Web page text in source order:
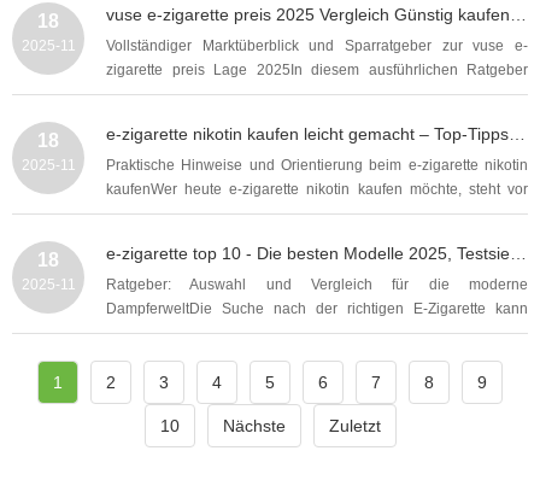
Regulierung. In diesem ausführlichen Beitrag...
18
2025-11
vuse e-zigarette preis 2025 Vergleich Günstig kaufen Tests Angebote und Spartipps
Vollständiger Marktüberblick und Sparratgeber zur vuse e-
zigarette preis Lage 2025In diesem ausführlichen Ratgeber
beleuchten wir die aktuellen Entwicklungen rund um die vuse e-
und erklären, worauf Sie beim günstigen...
18
2025-11
e-zigarette nikotin kaufen leicht gemacht – Top-Tipps, Preisvergleich und sichere Bezugsquellen
Praktische Hinweise und Orientierung beim e-zigarette nikotin
kaufenWer heute e-zigarette nikotin kaufen möchte, steht vor
einer Fülle von Optionen: unterschiedliche Konzentrationen,
miteinander konkurrieren. Diese...
18
2025-11
e-zigarette top 10 - Die besten Modelle 2025, Testsieger und Kaufberatung für Einsteiger und Profis
Ratgeber: Auswahl und Vergleich für die moderne
DampferweltDie Suche nach der richtigen E-Zigarette kann
überwältigend sein, besonders wenn man nach einer
kompakten Bestenliste wie e-zigarette top 10 für 2025 sucht. In
diesem ausführlichen Leitfaden erklären wir, worauf es beim
Kauf...
1 2 3 4 5 6 7 8 9
10 Nächste Zuletzt